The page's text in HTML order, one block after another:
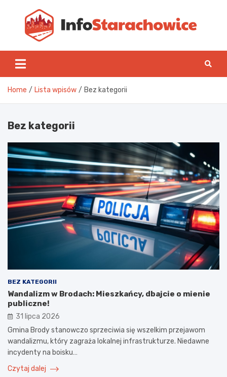
content
Home Lista wpisów Bez kategorii
Bez kategorii
BEZ KATEGORII
Wandalizm w Brodach: Mieszkańcy, dbajcie o mienie
publiczne!
31 lipca 2026
Gmina Brody stanowczo sprzeciwia się wszelkim przejawom
wandalizmu, który zagraża lokalnej infrastrukturze. Niedawne
incydenty na boisku…
Czytaj dalej